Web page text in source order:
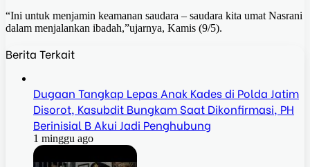
“Ini untuk menjamin keamanan saudara – saudara kita umat Nasrani
dalam menjalankan ibadah,”ujarnya, Kamis (9/5).
Berita Terkait
Dugaan Tangkap Lepas Anak Kades di Polda Jatim
Disorot, Kasubdit Bungkam Saat Dikonfirmasi, PH
Berinisial B Akui Jadi Penghubung
1 minggu ago